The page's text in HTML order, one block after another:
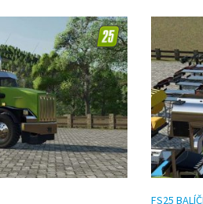
FS25